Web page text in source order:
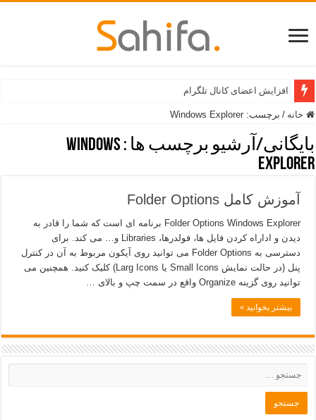
افزایش اعضای کانال تلگرام
خانه / برچسب:Windows Explorer
بایگانی/آرشیو برچسب ها : Windows
Explorer
آموزش كامل Folder Options
Folder Options Windows Explorer برنامه ای است که شما را قادر به
دیدن و اداراه کردن فایل ها، فولدرها، Libraries و… می کند. برای
دسترسی به Folder Options می توانید روی آیکون مربوط به آن در کنترل
پنل (در حالت نمایش Small Icons یا Larg Icons) کلیک کنید. همچنین می
توانید روی گزینه Organize واقع در سمت چپ و بالای …
بیشتر بخوانید »